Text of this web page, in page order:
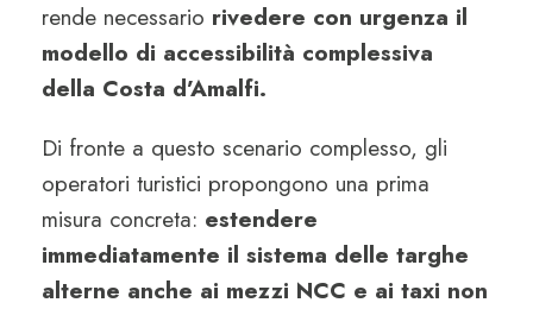
rende necessario rivedere con urgenza il
modello di accessibilità complessiva
della Costa d’Amalfi.
Di fronte a questo scenario complesso, gli
operatori turistici propongono una prima
misura concreta: estendere
immediatamente il sistema delle targhe
alterne anche ai mezzi NCC e ai taxi non